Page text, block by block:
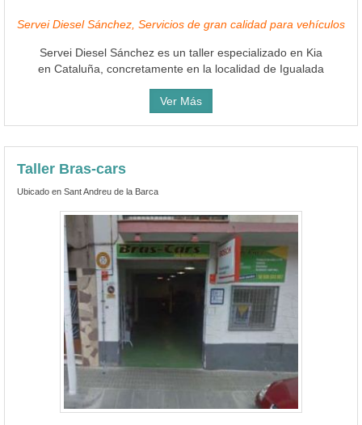
Servei Diesel Sánchez, Servicios de gran calidad para vehículos
Servei Diesel Sánchez es un taller especializado en Kia
en Cataluña, concretamente en la localidad de Igualada
Ver Más
Taller Bras-cars
Ubicado en Sant Andreu de la Barca